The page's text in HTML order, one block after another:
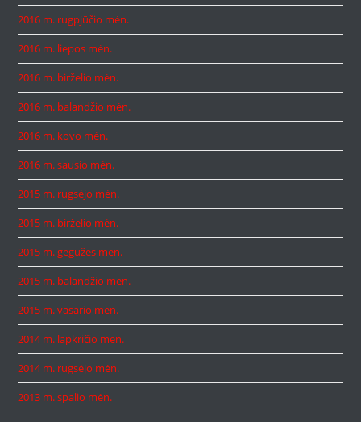
2016 m. rugpjūčio mėn.
2016 m. liepos mėn.
2016 m. birželio mėn.
2016 m. balandžio mėn.
2016 m. kovo mėn.
2016 m. sausio mėn.
2015 m. rugsėjo mėn.
2015 m. birželio mėn.
2015 m. gegužės mėn.
2015 m. balandžio mėn.
2015 m. vasario mėn.
2014 m. lapkričio mėn.
2014 m. rugsėjo mėn.
2013 m. spalio mėn.